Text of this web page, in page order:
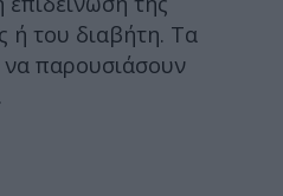
ή του διαβήτη. Τα
να παρουσιάσουν